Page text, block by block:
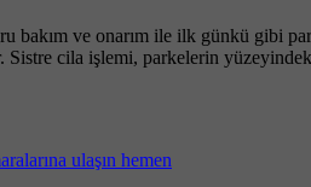
bakım ve onarım ile ilk günkü gibi
cila işlemi, parkelerin